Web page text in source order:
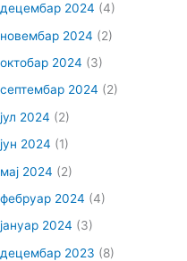
децембар 2024 (4)
новембар 2024 (2)
октобар 2024 (3)
септембар 2024 (2)
јул 2024 (2)
јун 2024 (1)
мај 2024 (2)
фебруар 2024 (4)
јануар 2024 (3)
децембар 2023 (8)